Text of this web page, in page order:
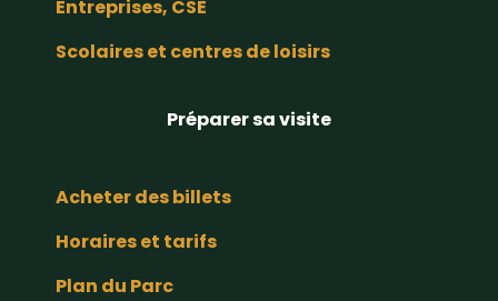
Entreprises, CSE
Scolaires et centres de loisirs
Préparer sa visite
Acheter des billets
Horaires et tarifs
Plan du Parc